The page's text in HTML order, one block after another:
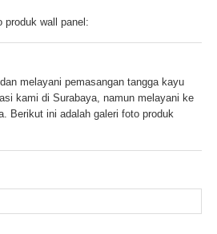
produk wall panel:
melayani pemasangan tangga kayu
kami di Surabaya, namun melayani ke
Berikut ini adalah galeri foto produk